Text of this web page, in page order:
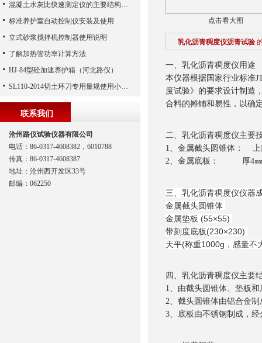
点击看大图
乳化沥青稠度仪沥青试验
一、乳化沥青稠度仪用途
本仪器根据国家行业标准
度试验》的要求设计制造
合料的摊铺和易性，以确
二、乳化沥青稠度仪主要
1、金属截头圆锥体： 上
2、金属底板： 厚4㎜
三、乳化沥青稠度仪仪器
金属截头圆锥体
金属垫板 (55×55)
带刻度底板(230×230)
天平(称重1000g，感量不
四、乳化沥青稠度仪主要
1、由截头圆锥体、垫板
2、截头圆锥体由铝合金
3、底板由不锈钢制成，
混凝土水灰比快速测定仪的主要结构及操作计算
标准养护室自动控制仪安装及使用
立式砂浆搅拌机控制器使用说明
了解加热管功率计算方法
HJ-84型砼加速养护箱（河北路仪）
SL110-2014切土环刀专用量规使用小妙招
联系我们
沧州路仪试验仪器有限公司
电话：86-0317-4608382，6010788
传真：86-0317-4608387
地址：沧州西开发区33号
邮编：062250